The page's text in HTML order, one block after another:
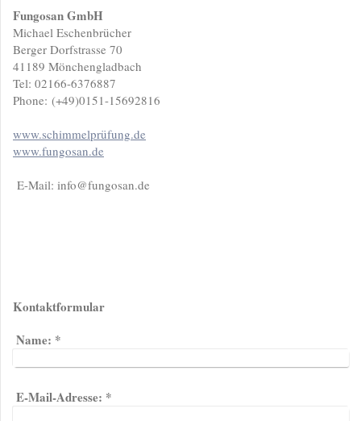
Fungosan GmbH
Michael Eschenbrücher
Berger Dorfstrasse 70
41189 Mönchengladbach
Tel: 02166-6376887
Phone: (+49)0151-15692816
www.schimmelprüfung.de
www.fungosan.de
E-Mail: info@fungosan.de
Kontaktformular
Name: *
E-Mail-Adresse: *